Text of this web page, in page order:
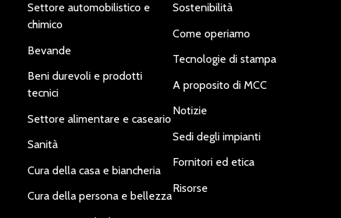
Settore automobilistico e
chimico
Bevande
Beni durevoli e prodotti
tecnici
Settore alimentare e caseario
Sanità
Cura della casa e biancheria
Cura della persona e bellezza
Sostenibilità
Come operiamo
Tecnologie di stampa
A proposito di MCC
Notizie
Sedi degli impianti
Fornitori ed etica
Risorse